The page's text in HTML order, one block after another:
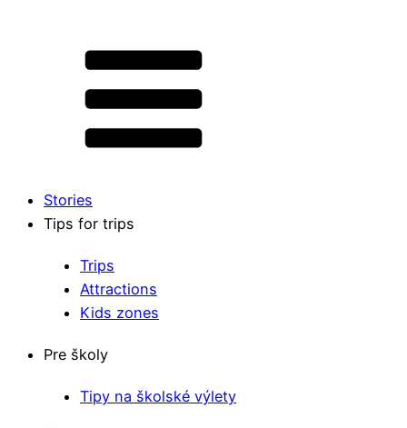
Stories
Tips for trips
Trips
Attractions
Kids zones
Pre školy
Tipy na školské výlety